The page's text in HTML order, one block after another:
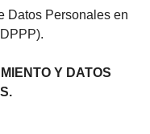
Datos Personales en
Y DATOS